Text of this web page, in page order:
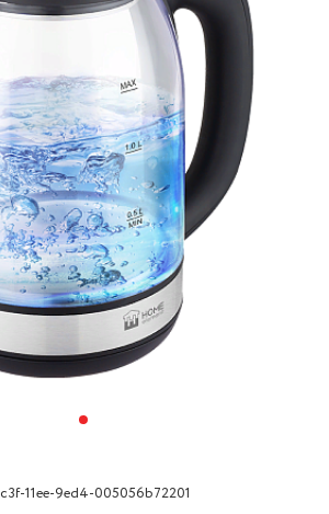
11ee-9ed4-005056b72201